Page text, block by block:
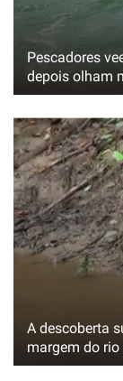
Pescadores
depois olham
A descoberta
margem do rio